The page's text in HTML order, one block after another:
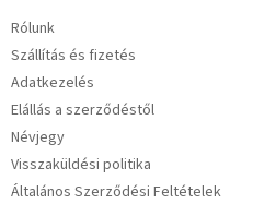
Rólunk
Szállítás és fizetés
Adatkezelés
Elállás a szerződéstől
Névjegy
Visszaküldési politika
Általános Szerződési Feltételek